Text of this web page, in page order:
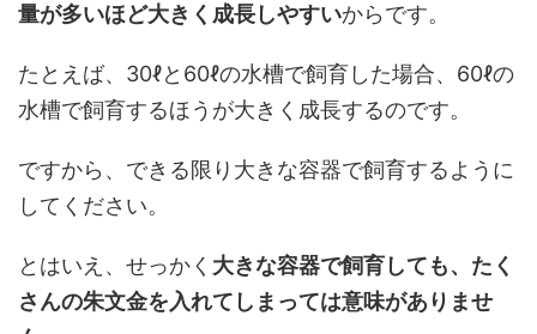
量が多いほど大きく成長しやすいからです。
たとえば、30ℓと60ℓの水槽で飼育した場合、60ℓの
水槽で飼育するほうが大きく成長するのです。
ですから、できる限り大きな容器で飼育するように
してください。
とはいえ、せっかく 大きな容器で飼育しても、たく
さんの朱文金を入れてしまっては意味がありませ